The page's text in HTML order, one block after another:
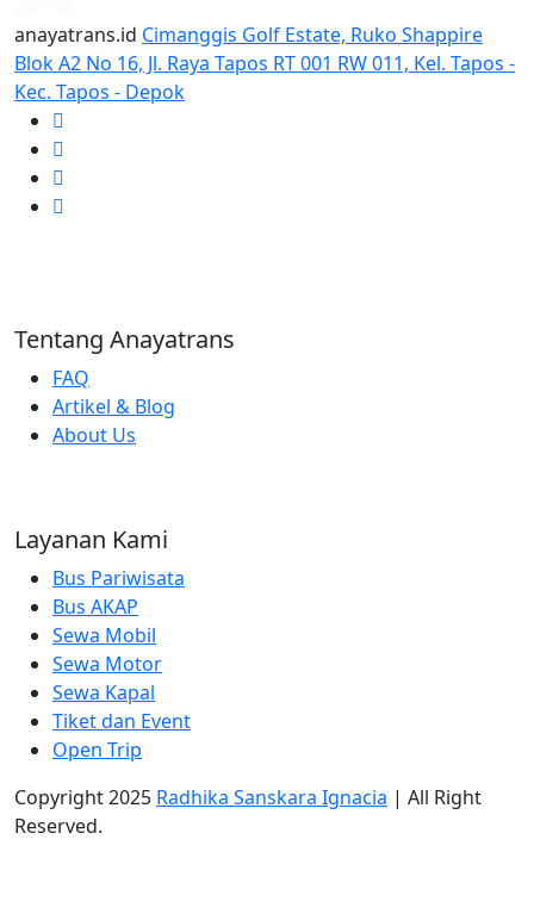
anayatrans.id Cimanggis Golf Estate, Ruko Shappire
Blok A2 No 16, Jl. Raya Tapos RT 001 RW 011, Kel. Tapos -
Kec. Tapos - Depok
Tentang Anayatrans
FAQ
Artikel & Blog
About Us
Layanan Kami
Bus Pariwisata
Bus AKAP
Sewa Mobil
Sewa Motor
Sewa Kapal
Tiket dan Event
Open Trip
Copyright 2025 Radhika Sanskara Ignacia | All Right
Reserved.